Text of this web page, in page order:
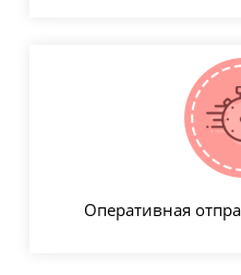
Оперативная